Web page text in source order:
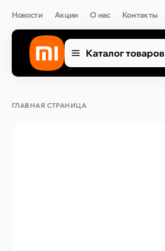
Новости Акции О нас Контакты
Каталог товаров
ГЛАВНАЯ СТРАНИЦА